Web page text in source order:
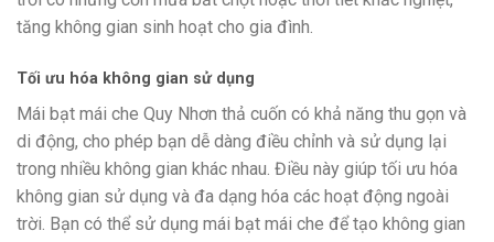
tăng không gian sinh hoạt cho gia đình.
Tối ưu hóa không gian sử dụng
Mái bạt mái che Quy Nhơn thả cuốn có khả năng thu gọn và
di động, cho phép bạn dễ dàng điều chỉnh và sử dụng lại
trong nhiều không gian khác nhau. Điều này giúp tối ưu hóa
không gian sử dụng và đa dạng hóa các hoạt động ngoài
trời. Bạn có thể sử dụng mái bạt mái che để tạo không gian